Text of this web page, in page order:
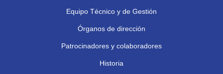
Equipo Técnico y de Gestión
Órganos de dirección
Patrocinadores y colaboradores
Historia